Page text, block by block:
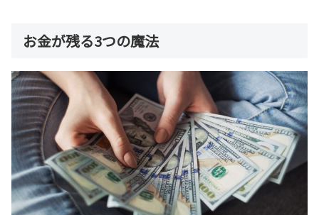
お金が残る3つの魔法